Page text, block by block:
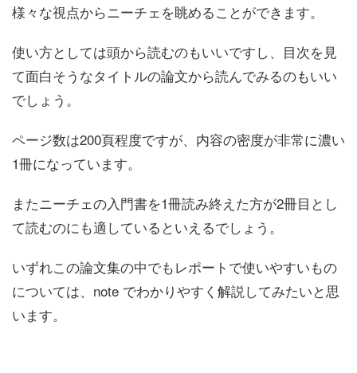
様々な視点からニーチェを眺めることができます。
使い方としては頭から読むのもいいですし、目次を見
て面白そうなタイトルの論文から読んでみるのもいい
でしょう。
ページ数は200頁程度ですが、内容の密度が非常に濃い
1冊になっています。
またニーチェの入門書を1冊読み終えた方が2冊目とし
て読むのにも適しているといえるでしょう。
いずれこの論文集の中でもレポートで使いやすいもの
については、note でわかりやすく解説してみたいと思
います。